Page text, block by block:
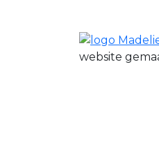
website